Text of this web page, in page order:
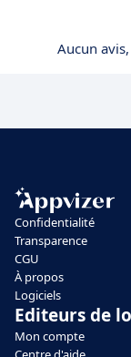
Aucun
Confidentialité
Transparence
CGU
À propos
Logiciels
Editeurs de
Mon compte